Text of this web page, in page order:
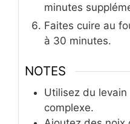
minutes
Faites cuire au
à 30 minutes.
NOTES
Utilisez du
complexe.